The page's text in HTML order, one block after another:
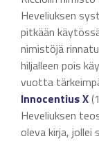
Heveliuksen
pitkään
nimistöjä
hiljalleen pois
vuotta
Innocentius X
Heveliuksen
oleva kirja,